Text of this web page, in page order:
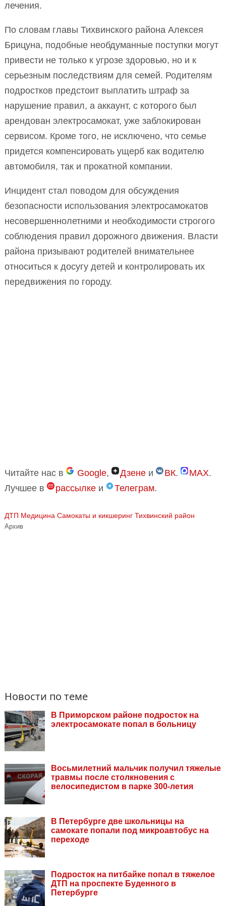
лечения.
По словам главы Тихвинского района Алексея
Брицуна, подобные необдуманные поступки могут
привести не только к угрозе здоровью, но и к
серьезным последствиям для семей. Родителям
подростков предстоит выплатить штраф за
нарушение правил, а аккаунт, с которого был
арендован электросамокат, уже заблокирован
сервисом. Кроме того, не исключено, что семье
придется компенсировать ущерб как водителю
автомобиля, так и прокатной компании.
Инцидент стал поводом для обсуждения
безопасности использования электросамокатов
несовершеннолетними и необходимости строгого
соблюдения правил дорожного движения. Власти
района призывают родителей внимательнее
относиться к досугу детей и контролировать их
передвижения по городу.
Читайте нас в Google, Дзене и ВК. MAX.
Лучшее в
рассылке и Телеграм.
ДТП Медицина Самокаты и кикшеринг Тихвинский район
Архив
Новости по теме
В Приморском районе подросток на
электросамокате попал в больницу
Восьмилетний мальчик получил тяжелые
травмы после столкновения с
велосипедистом в парке 300-летия
В Петербурге две школьницы на
самокате попали под микроавтобус на
переходе
Подросток на питбайке попал в тяжелое
ДТП на проспекте Буденного в
Петербурге